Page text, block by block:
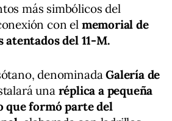
más simbólicos del
con el memorial de
atentados del 11-M.
denominadaGalería de
una réplica a pequeña
que formó parte del